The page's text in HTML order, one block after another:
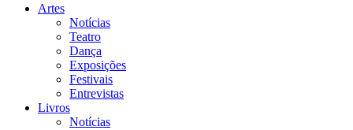
Artes
Notícias
Teatro
Dança
Exposições
Festivais
Entrevistas
Livros
Notícias